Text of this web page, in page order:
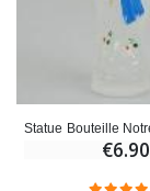
€6.90